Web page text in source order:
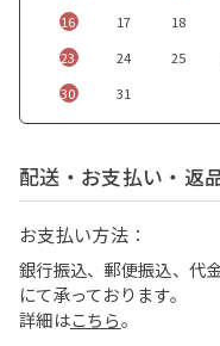
16
17 18
23
24 25
30
31
配送・お支払い・返
お支払い方法：
銀行振込、郵便振込、代
にて承っております。
詳細はこちら。